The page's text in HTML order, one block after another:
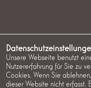
IMPRESSUM
AGB EVENTS
Unsere Webseite benutzt
Nutzererfahrung für Sie zu
Cookies. Wenn Sie
dieser Website nicht erfasst.